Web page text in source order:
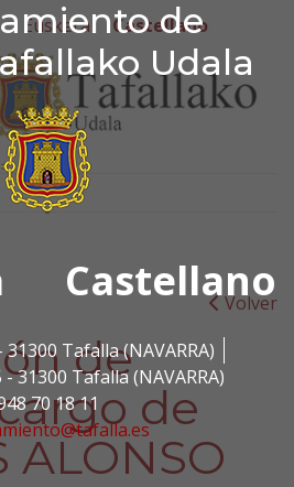
de
Udala
Castellano
Tafalla (NAVARRA)
31300 Tafalla (NAVARRA)
70 18 11
de
Euskera Castellano
Volver
de
de
ALONSO